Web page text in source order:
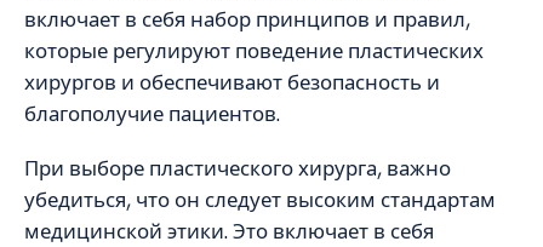
включает в себя набор принципов и правил,
которые регулируют поведение пластических
хирургов и обеспечивают безопасность и
благополучие пациентов.
При выборе пластического хирурга, важно
убедиться, что он следует высоким стандартам
медицинской этики. Это включает в себя